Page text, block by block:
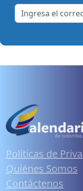
Políticas de
Quiénes Somos
Contáctenos